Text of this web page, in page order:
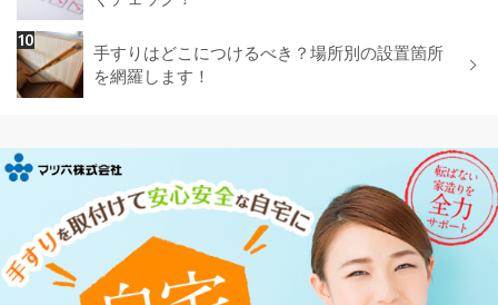
手すりはどこにつけるべき？場所別の設置箇所
を網羅します！